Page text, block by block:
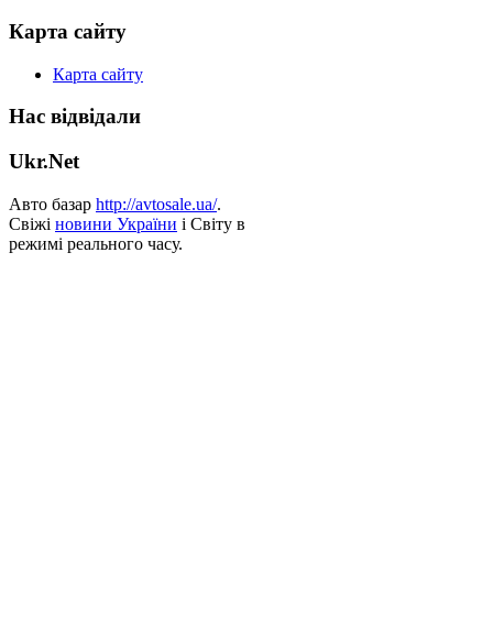
Карта сайту
Карта сайту
Нас відвідали
Ukr.Net
Авто базар http://avtosale.ua/.
Свіжі новини України і Світу в
режимі реального часу.